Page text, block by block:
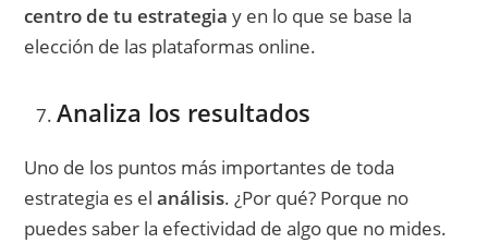
centro de tu estrategia y en lo que se base la
elección de las plataformas online.
Analiza los resultados
Uno de los puntos más importantes de toda
estrategia es elanálisis. ¿Por qué? Porque no
puedes saber la efectividad de algo que no mides.